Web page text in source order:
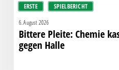
ERSTE SPIELBERICHT
6. August 2026
Bittere Pleite: Chemie
gegen Halle